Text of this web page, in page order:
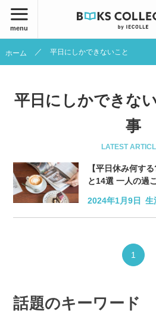
menu
ホーム 平日にしかできないこと
平日にしかできな
事
LATEST
【平日休み何す
と14選 一人の過
2024年1月9日 生
1
話題のキーワード